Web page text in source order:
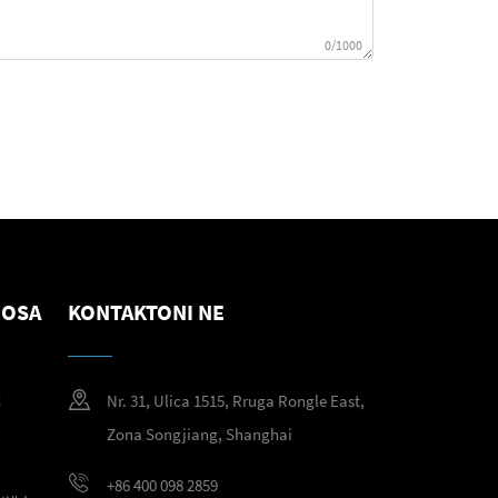
0/1000
KONTAKTONI NE
Nr. 31, Ulica 1515, Rruga Rongle East,
Zona Songjiang, Shanghai
+86 400 098 2859